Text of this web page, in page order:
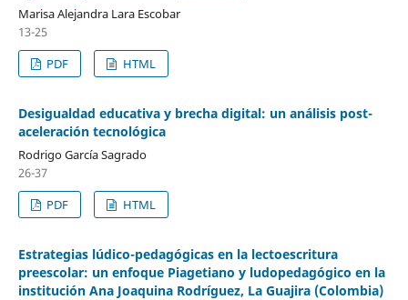
Marisa Alejandra Lara Escobar
13-25
PDF
HTML
Desigualdad educativa y brecha digital: un análisis post-
aceleración tecnológica
Rodrigo García Sagrado
26-37
PDF
HTML
Estrategias lúdico-pedagógicas en la lectoescritura
preescolar: un enfoque Piagetiano y ludopedagógico en la
institución Ana Joaquina Rodríguez, La Guajira (Colombia)